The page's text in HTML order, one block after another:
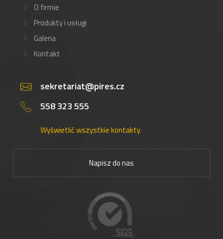
O firmie
Produkty i usługi
Galeria
Kontakt
sekretariat@pires.cz
558 323 555
Wyświetlić wszystkie kontakty
Napisz do nas